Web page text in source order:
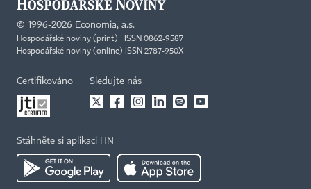
© 1996-2026 Economia, a.s.
Hospodářské noviny (print) ISSN 0862-9587
Hospodářské noviny (online) ISSN 2787-950X
Certifikováno Sledujte nás
Stáhněte si aplikaci HN